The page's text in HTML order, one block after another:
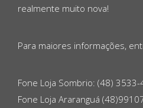
realmente muito nova!
Para maiores informações,
Fone Loja Sombrio: (48)
Fone Loja Araranguá